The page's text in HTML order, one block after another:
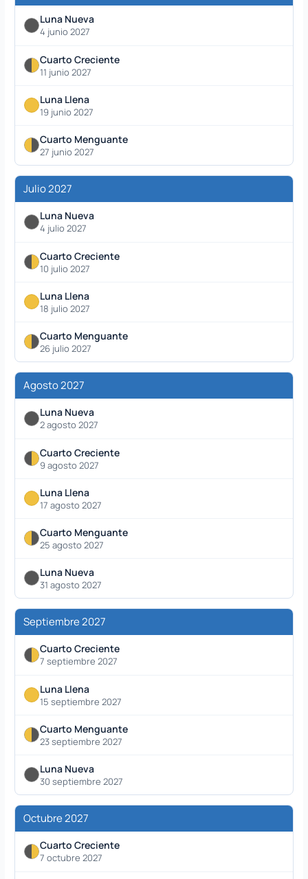
Luna Nueva
4 junio 2027
Cuarto Creciente
11 junio 2027
Luna Llena
19 junio 2027
Cuarto Menguante
27 junio 2027
Julio 2027
Luna Nueva
4 julio 2027
Cuarto Creciente
10 julio 2027
Luna Llena
18 julio 2027
Cuarto Menguante
26 julio 2027
Agosto 2027
Luna Nueva
2 agosto 2027
Cuarto Creciente
9 agosto 2027
Luna Llena
17 agosto 2027
Cuarto Menguante
25 agosto 2027
Luna Nueva
31 agosto 2027
Septiembre 2027
Cuarto Creciente
7 septiembre 2027
Luna Llena
15 septiembre 2027
Cuarto Menguante
23 septiembre 2027
Luna Nueva
30 septiembre 2027
Octubre 2027
Cuarto Creciente
7 octubre 2027